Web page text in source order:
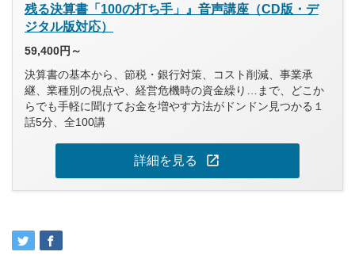
残る決算書「100の打ち手」』音声講座（CD版・デ
ジタル版対応）
59,400円～
決算書の基本から、節税・銀行対策、コスト削減、事業承
継、業種別の視点や、経営危機時の資金繰り…まで、どこか
らでも手軽に聞けてお金を増やす方法がドンドン見つかる１
話5分、全100講
詳細を見る open_in_new